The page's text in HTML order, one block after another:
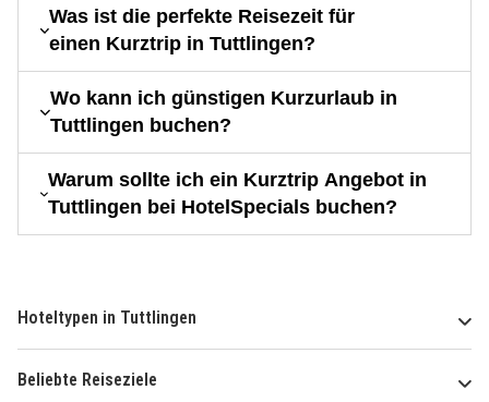
Was ist die perfekte Reisezeit für
einen Kurztrip in Tuttlingen?
Wo kann ich günstigen Kurzurlaub in
Tuttlingen buchen?
Warum sollte ich ein Kurztrip Angebot in
Tuttlingen bei HotelSpecials buchen?
Hoteltypen in Tuttlingen
Beliebte Reiseziele